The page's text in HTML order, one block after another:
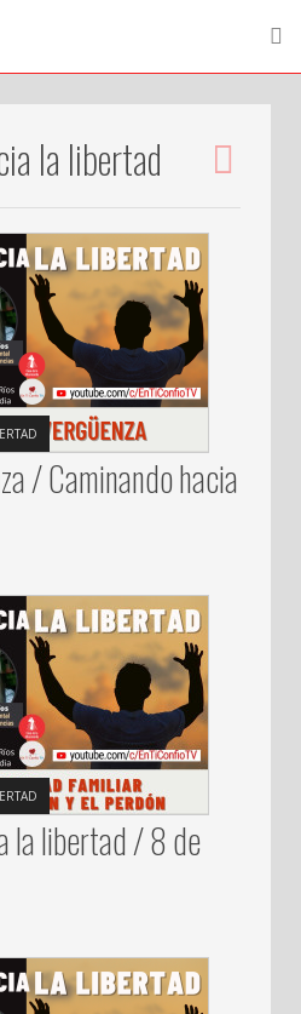
la libertad
/ Caminando hacia
la libertad / 8 de